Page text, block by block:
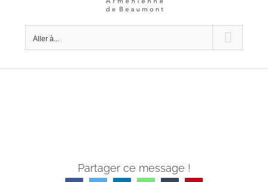
Aller à...
Partager ce message !